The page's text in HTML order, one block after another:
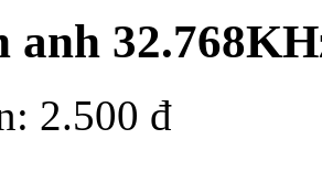
anh
2.500 đ